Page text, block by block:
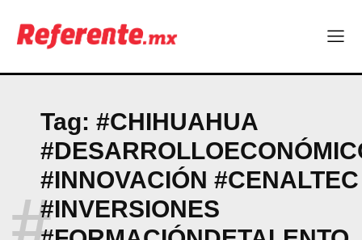
Tag: #CHIHUAHUA
#INNOVACIÓN #CENALTEC
#INVERSIONES